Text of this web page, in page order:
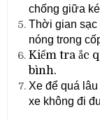
chống giữa
Thời gian sạc
nóng trong
Kiểm tra ắc
bình.
Xe để quá
xe không đi